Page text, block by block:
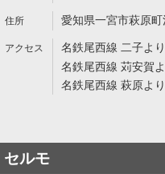
愛知県一宮市萩原
名鉄尾西線 二子よ
名鉄尾西線 苅安賀
名鉄尾西線 萩原よ
セルモ